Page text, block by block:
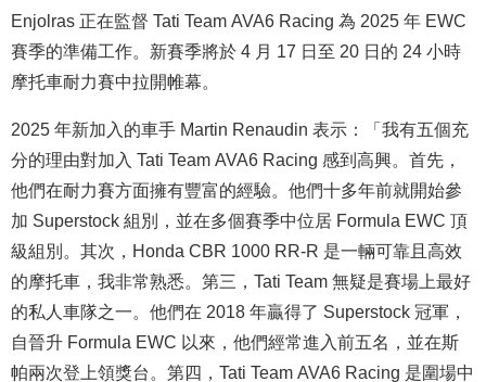
Enjolras 正在監督 Tati Team AVA6 Racing 為 2025 年 EWC
賽季的準備工作。新賽季將於 4 月 17 日至 20 日的 24 小時
摩托車耐力賽中拉開帷幕。
2025 年新加入的車手 Martin Renaudin 表示：「我有五個充
分的理由對加入 Tati Team AVA6 Racing 感到高興。首先，
他們在耐力賽方面擁有豐富的經驗。他們十多年前就開始參
加 Superstock 組別，並在多個賽季中位居 Formula EWC 頂
級組別。其次，Honda CBR 1000 RR-R 是一輛可靠且高效
的摩托車，我非常熟悉。第三，Tati Team 無疑是賽場上最好
的私人車隊之一。他們在 2018 年贏得了 Superstock 冠軍，
自晉升 Formula EWC 以來，他們經常進入前五名，並在斯
帕兩次登上領獎台。第四，Tati Team AVA6 Racing 是圍場中